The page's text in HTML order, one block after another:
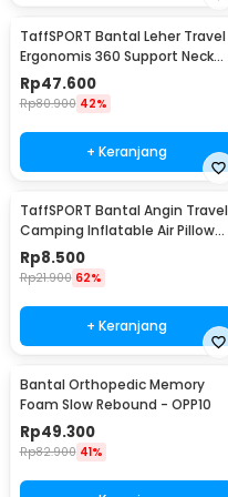
TaffSPORT Bantal Leher Travel
Ergonomis 360 Support Neck
Pillow - NF302
Rp47.600
Rp80.900 42%
+ Keranjang
TaffSPORT Bantal Angin Travel
Camping Inflatable Air Pillow
380x240mm - BAT23
Rp8.500
Rp21.900 62%
+ Keranjang
Bantal Orthopedic Memory
Foam Slow Rebound - OPP10
Rp49.300
Rp82.900 41%